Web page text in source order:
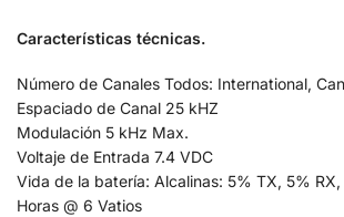
Características técnicas.
Número de Canales Todos: International,
Espaciado de Canal 25 kHZ
Modulación 5 kHz Max.
Voltaje de Entrada 7.4 VDC
Vida de la batería: Alcalinas: 5% TX, 5%
Horas @ 6 Vatios